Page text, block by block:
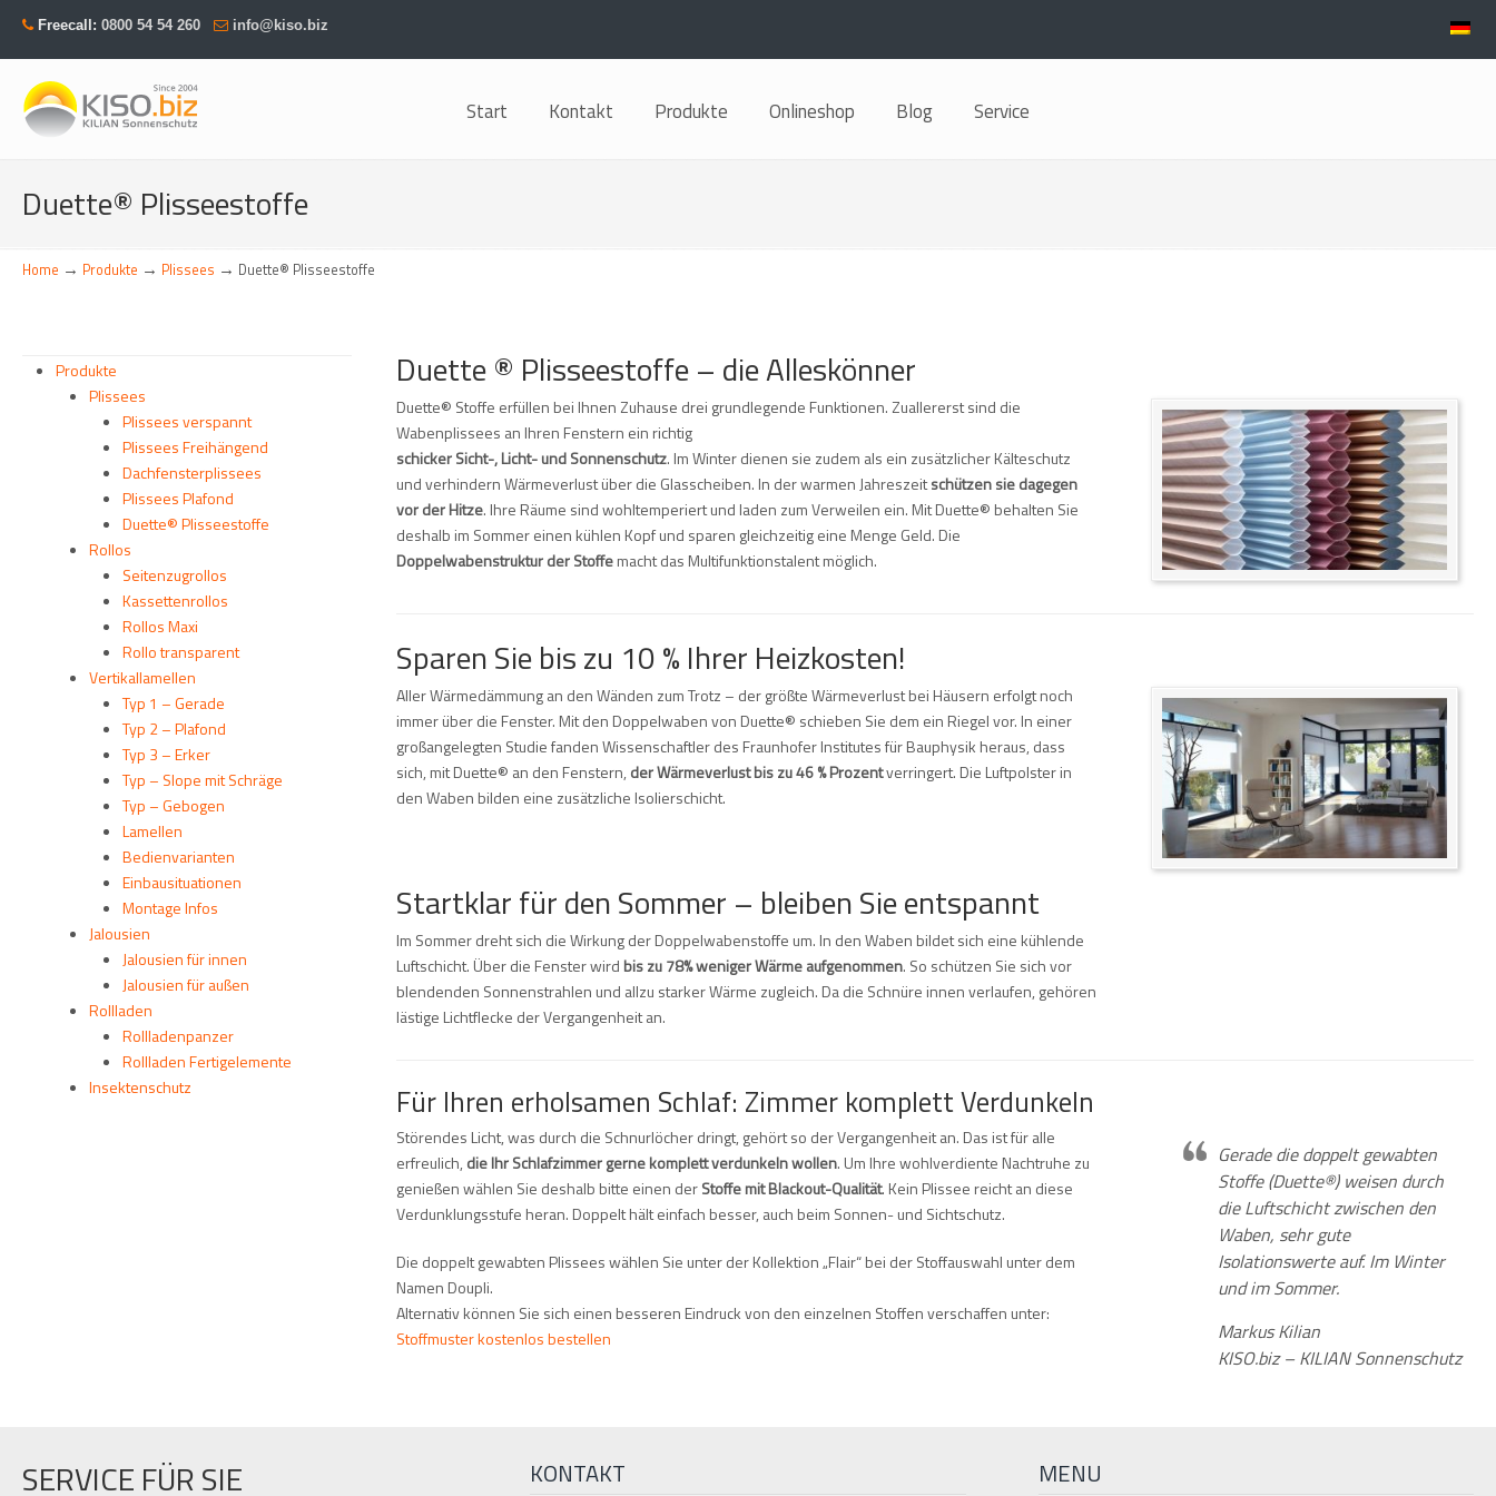
Freecall: 0800 54 54 260 info@kiso.biz
Start Kontakt Produkte Onlineshop Blog
Service
Duette® Plisseestoffe
Home → Produkte → Plissees → Duette® Plisseestoffe
Duette ® Plisseestoffe – die Alleskönner
Duette® Stoffe erfüllen bei Ihnen Zuhause drei grundlegende Funktionen. Zuallererst sind die
Wabenplissees an Ihren Fenstern ein richtig
schicker Sicht-, Licht- und Sonnenschutz. Im Winter dienen sie zudem als ein zusätzlicher Kälteschutz
und verhindern Wärmeverlust über die Glasscheiben. In der warmen Jahreszeitschützen sie dagegen
vor der Hitze. Ihre Räume sind wohltemperiert und laden zum Verweilen ein. Mit Duette® behalten Sie
deshalb im Sommer einen kühlen Kopf und sparen gleichzeitig eine Menge Geld. Die
Doppelwabenstruktur der Stoffemacht das Multifunktionstalent möglich.
Sparen Sie bis zu 10 % Ihrer Heizkosten!
Aller Wärmedämmung an den Wänden zum Trotz – der größte Wärmeverlust bei Häusern erfolgt noch
immer über die Fenster. Mit den Doppelwaben von Duette® schieben Sie dem ein Riegel vor. In einer
großangelegten Studie fanden Wissenschaftler des Fraunhofer Institutes für Bauphysik heraus, dass
sich, mit Duette® an den Fenstern, der Wärmeverlust bis zu 46 % Prozentverringert. Die Luftpolster in
den Waben bilden eine zusätzliche Isolierschicht.
Startklar für den Sommer – bleiben Sie entspannt
Im Sommer dreht sich die Wirkung der Doppelwabenstoffe um. In den Waben bildet sich eine kühlende
Luftschicht. Über die Fenster wird bis zu 78% weniger Wärme aufgenommen. So schützen Sie sich vor
blendenden Sonnenstrahlen und allzu starker Wärme zugleich. Da die Schnüre innen verlaufen, gehören
lästige Lichtflecke der Vergangenheit an.
Für Ihren erholsamen Schlaf: Zimmer komplett Verdunkeln
Störendes Licht, was durch die Schnurlöcher dringt, gehört so der Vergangenheit an. Das ist für alle
erfreulich, die Ihr Schlafzimmer gerne komplett verdunkeln wollen. Um Ihre wohlverdiente Nachtruhe zu
genießen wählen Sie deshalb bitte einen derStoffe mit Blackout-Qualität. Kein Plissee reicht an diese
Verdunklungsstufe heran. Doppelt hält einfach besser, auch beim Sonnen- und Sichtschutz.
Die doppelt gewabten Plissees wählen Sie unter der Kollektion „Flair“ bei der Stoffauswahl unter dem
Namen Doupli.
Alternativ können Sie sich einen besseren Eindruck von den einzelnen Stoffen verschaffen unter:
Stoffmuster kostenlos bestellen
Gerade die doppelt gewabten
Stoffe (Duette®) weisen durch
die Luftschicht zwischen den
Waben, sehr gute
Isolationswerte auf. Im Winter
und im Sommer.
Markus Kilian
KISO.biz – KILIAN Sonnenschutz
Produkte
Plissees
Plissees verspannt
Plissees Freihängend
Dachfensterplissees
Plissees Plafond
Duette® Plisseestoffe
Rollos
Seitenzugrollos
Kassettenrollos
Rollos Maxi
Rollo transparent
Vertikallamellen
Typ 1 – Gerade
Typ 2 – Plafond
Typ 3 – Erker
Typ – Slope mit Schräge
Typ – Gebogen
Lamellen
Bedienvarianten
Einbausituationen
Montage Infos
Jalousien
Jalousien für innen
Jalousien für außen
Rollladen
Rollladenpanzer
Rollladen Fertigelemente
Insektenschutz
SERVICE FÜR SIE KONTAKT MENU